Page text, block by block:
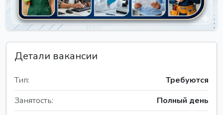
Детали вакансии
Тип:
Требуются
Занятость:
Полный день